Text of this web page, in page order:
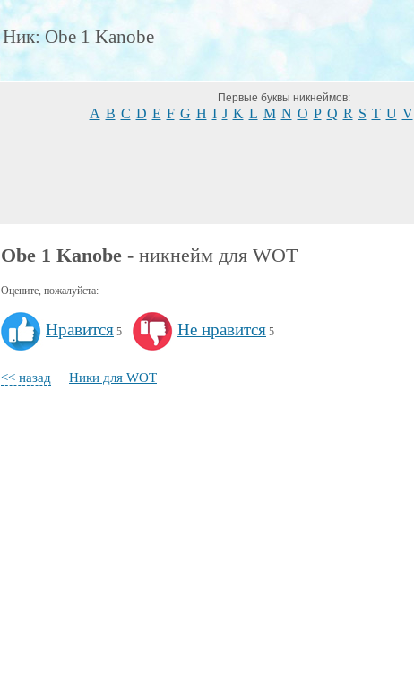
Ник: Obe 1 Kanobe
Первые буквы никнеймов:
A B C D E F G H I J K L M N O P Q R S T U V
Obe 1 Kanobe - никнейм для WOT
Оцените, пожалуйста:
Нравится 5 Не нравится 5
<< назад Ники для WOT